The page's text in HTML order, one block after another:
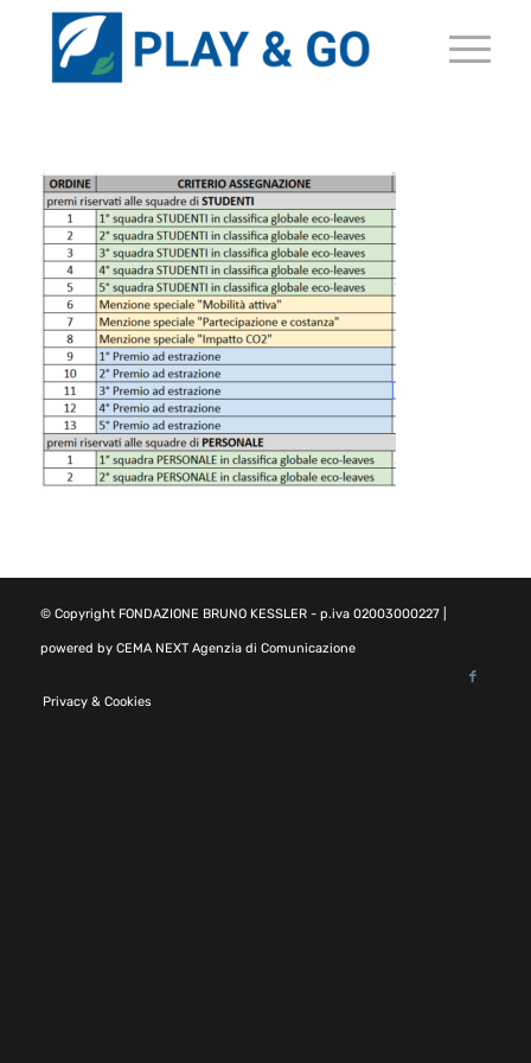
© Copyright FONDAZIONE BRUNO KESSLER- p.iva 02003000227 |
powered by CEMA NEXT Agenzia di Comunicazione
Privacy & Cookies